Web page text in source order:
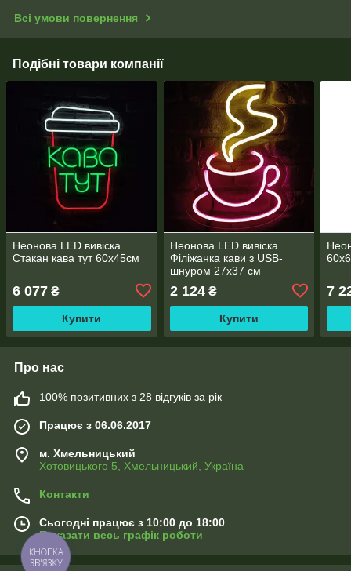
Всі умови повернення
Подібні товари компанії
Неонова LED вивіска
Стакан кава тут 60х45см
6 077 ₴
Купити
Неонова LED вивіска
Філіжанка кави з USB-
шнуром 27х37 см
2 124₴
Купити
7
Про нас
100% позитивних з 28 відгуків за рік
Працює з 06.06.2017
м. Хмельницький
Хотовицького 5, Хмельницький, Україна
Контакти
Сьогодні працює з 10:00 до 18:00
Показати весь графік роботи
КНОПКА
ЗВ'ЯЗКУ